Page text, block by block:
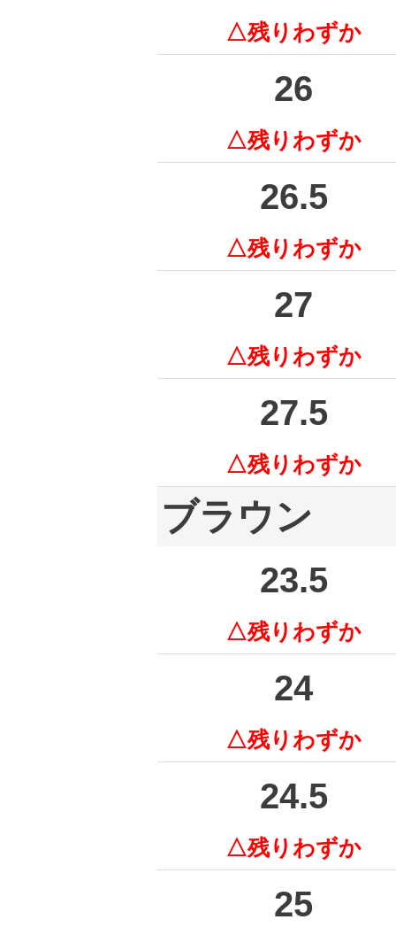
△残りわずか
26
△残りわずか
26.5
△残りわずか
27
△残りわずか
27.5
△残りわずか
ブラウン
23.5
△残りわずか
24
△残りわずか
24.5
△残りわずか
25